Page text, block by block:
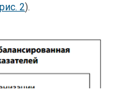
рис. 2).